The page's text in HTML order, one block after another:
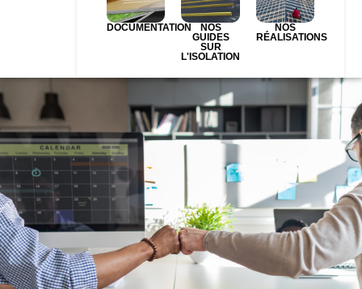
DOCUMENTATION
NOS
GUIDES
SUR
L'ISOLATION
NOS
RÉALISATIONS